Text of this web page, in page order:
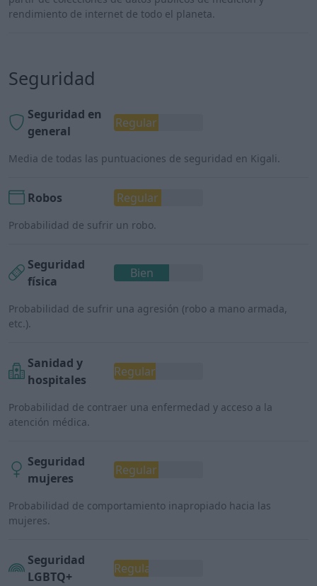
rendimiento de internet de todo el planeta.
Seguridad
Seguridad en
general
Regular
Media de todas las puntuaciones de seguridad en Kigali.
Robos Regular
Probabilidad de sufrir un robo.
Seguridad
física
Bien
Probabilidad de sufrir una agresión (robo a mano armada,
etc.).
Sanidad y
hospitales
Regular
Probabilidad de contraer una enfermedad y acceso a la
atención médica.
Seguridad
mujeres
Regular
Probabilidad de comportamiento inapropiado hacia las
mujeres.
Seguridad
LGBTQ+
Regular